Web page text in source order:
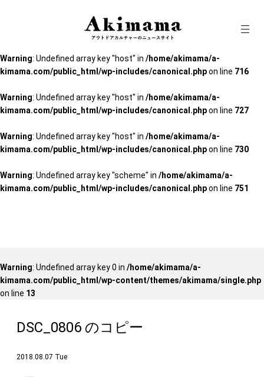
: Undefined array key "scheme" in
kimama.com/public_html/wp-includes/canonical.php
751
Warning: Undefined array key "host" in /home/akimama/a-
kimama.com/public_html/wp-includes/canonical.phpon line 716
Warning: Undefined array key "host" in /home/akimama/a-
kimama.com/public_html/wp-includes/canonical.phpon line 727
Warning: Undefined array key "host" in /home/akimama/a-
kimama.com/public_html/wp-includes/canonical.phpon line 730
Warning: Undefined array key "scheme" in /home/akimama/a-
kimama.com/public_html/wp-includes/canonical.phpon line 751
Warning: Undefined array key 0 in /home/akimama/a-
kimama.com/public_html/wp-content/themes/akimama/single.php
on line 13
DSC_0806 のコピー
2018.08.07 Tue